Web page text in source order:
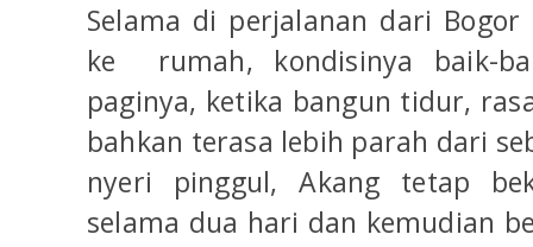
Selama di perjalanan dari
ke rumah, kondisinya baik-
paginya, ketika bangun tidur,
bahkan terasa lebih parah dari
nyeri pinggul, Akang tetap
selama dua hari dan kemudian